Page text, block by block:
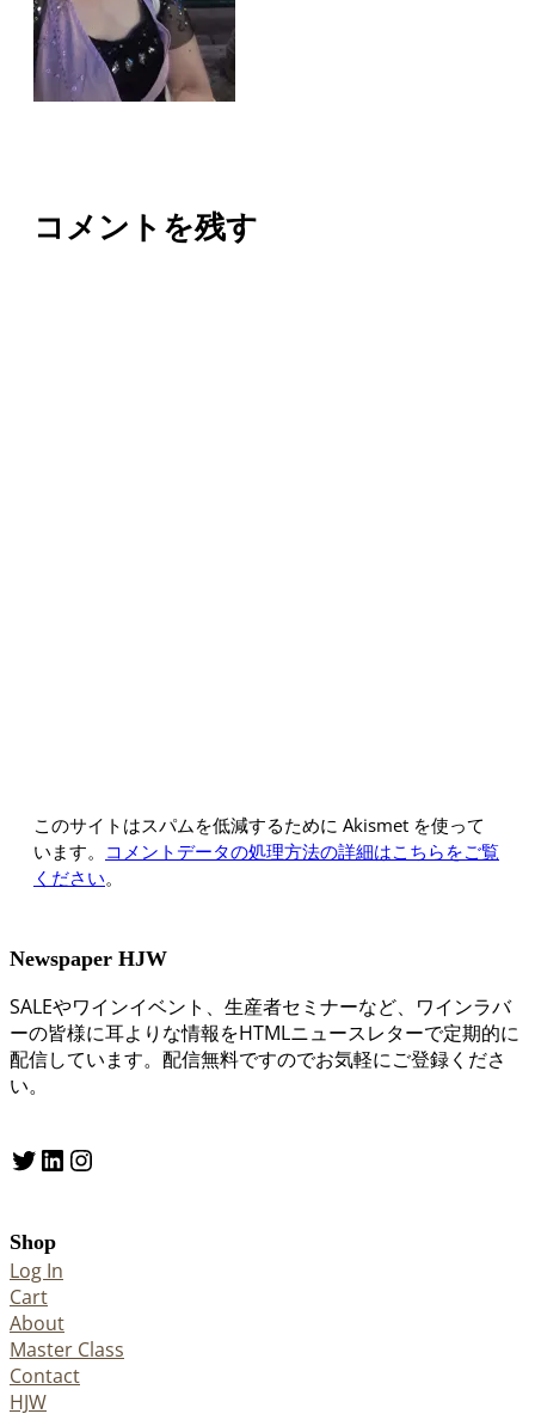
コメントを残す
このサイトはスパムを低減するために Akismet を使って
います。 コメントデータの処理方法の詳細はこちらをご覧
ください。
Newspaper HJW
SALEやワインイベント、生産者セミナーなど、ワインラバ
ーの皆様に耳よりな情報をHTMLニュースレターで定期的に
配信しています。配信無料ですのでお気軽にご登録くださ
い。
Twitter LinkedIn Instagram
Shop
Log In
Cart
About
Master Class
Contact
HJW